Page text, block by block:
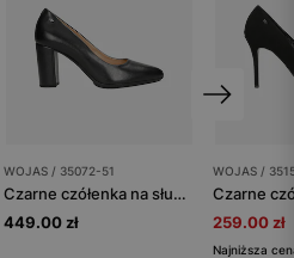
WOJAS / 35072-51
Czarne czółenka na słupku
449.00 zł
WOJAS /
259.00 zł
Najniższa